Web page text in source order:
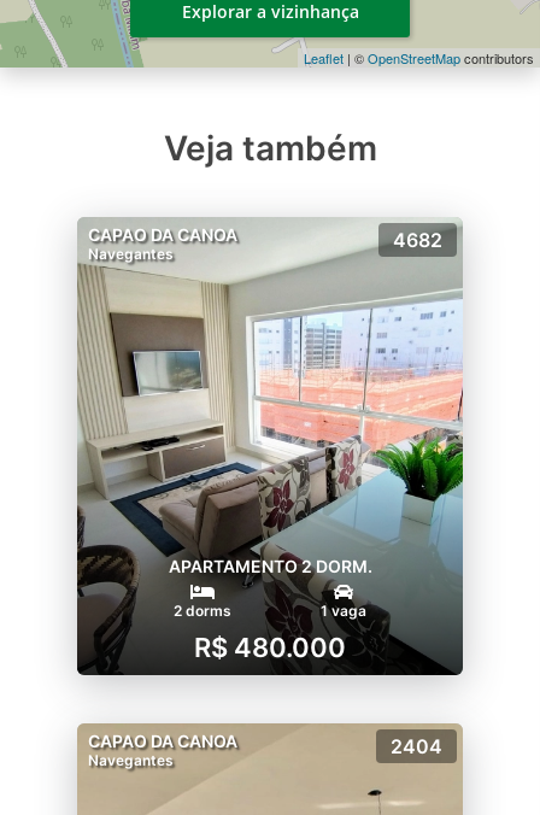
Leaflet | ©OpenStreetMapcontributors
Explorar a vizinhança
Veja também
CAPAO DA CANOA
Navegantes
4682
APARTAMENTO 2 DORM.
2 dorms 1 vaga
R$ 480.000
CAPAO DA CANOA
Navegantes
2404